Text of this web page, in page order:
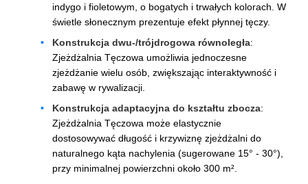
indygo i fioletowym, o bogatych i trwałych kolorach. W
świetle słonecznym prezentuje efekt płynnej tęczy.
Konstrukcja dwu-/trójdrogowa równoległa:
Zjeżdżalnia Tęczowa umożliwia jednoczesne
zjeżdżanie wielu osób, zwiększając interaktywność i
zabawę w rywalizacji.
Konstrukcja adaptacyjna do kształtu zbocza:
Zjeżdżalnia Tęczowa może elastycznie
dostosowywać długość i krzywiznę zjeżdżalni do
naturalnego kąta nachylenia (sugerowane 15° - 30°),
przy minimalnej powierzchni około 300 m².